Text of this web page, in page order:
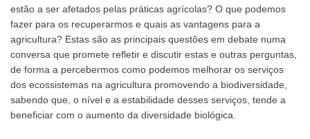
estão a ser afetados pelas práticas agrícolas? O que podemos
fazer para os recuperarmos e quais as vantagens para a
agricultura? Estas são as principais questões em debate numa
conversa que promete refletir e discutir estas e outras perguntas,
de forma a percebermos como podemos melhorar os serviços
dos ecossistemas na agricultura promovendo a biodiversidade,
sabendo que, o nível e a estabilidade desses serviços, tende a
beneficiar com o aumento da diversidade biológica.